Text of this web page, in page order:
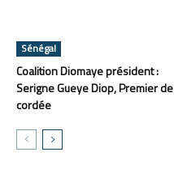
Sénégal
Coalition Diomaye président :
Serigne Gueye Diop, Premier de
cordée